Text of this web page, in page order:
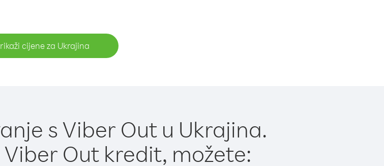
cijene za Ukrajina
s Viber Out u Ukrajina.
Out kredit, možete: